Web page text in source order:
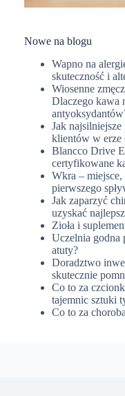
Nowe na blogu
Wapno na
skuteczność i
Wiosenne
Dlaczego kawa
Jak
klientów w erze
Blancco Drive
certyfikowane
Wkra – miejsce,
pierwszego
Jak zaparzyć
uzyskać
Zioła i
Uczelnia godna
atuty?
Doradztwo
skutecznie
Co to za
tajemnic sztuki
Co to za